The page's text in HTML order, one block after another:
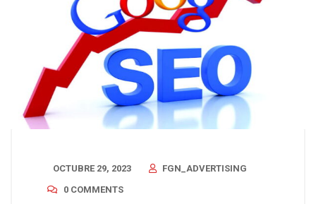
OCTUBRE 29, 2023
FGN_ADVERTISING
0 COMMENTS